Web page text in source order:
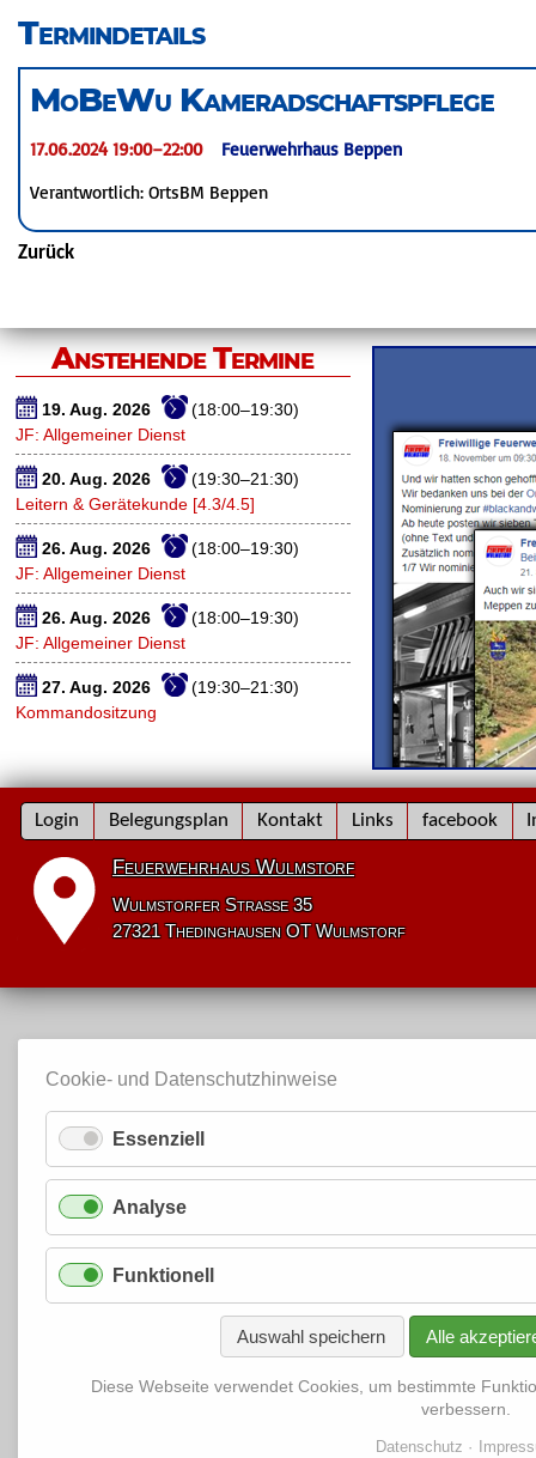
Termindetails
MoBeWu Kameradschaftspflege
17.06.2024 19:00–22:00
Feuerwehrhaus Beppen
Verantwortlich: OrtsBM Beppen
Zurück
Anstehende Termine
19. Aug. 2026
(18:00–19:30)
JF: Allgemeiner Dienst
20. Aug. 2026
(19:30–21:30)
Leitern & Gerätekunde [4.3/4.5]
26. Aug. 2026
(18:00–19:30)
JF: Allgemeiner Dienst
26. Aug. 2026
(18:00–19:30)
JF: Allgemeiner Dienst
27. Aug. 2026
(19:30–21:30)
Kommandositzung
Navigation
überspringen
Login Belegungsplan Kontakt Links facebook
Feuerwehrhaus Wulmstorf
Wulmstorfer Straße 35
27321 Thedinghausen OT Wulmstorf
Cookie- und Datenschutzhinweise
Essenziell
Analyse
Funktionell
Auswahl speichern Alle
Diese Webseite verwendet Cookies, um bestimmte
verbessern.
Datenschutz